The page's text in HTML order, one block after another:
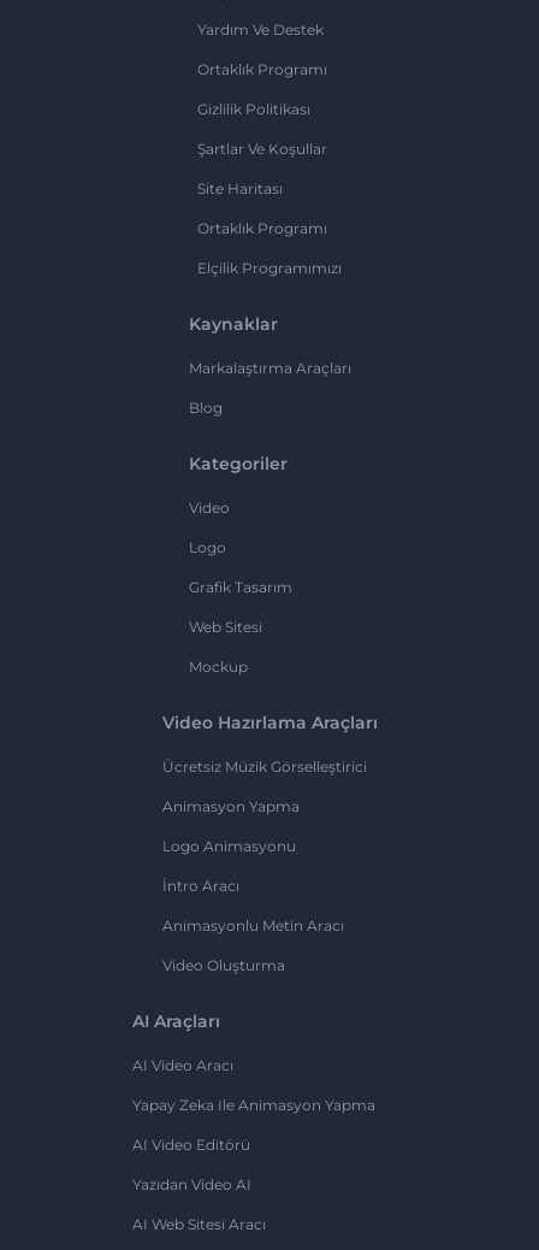
Yardım Ve Destek
Ortaklık Programı
Gizlilik Politikası
Şartlar Ve Koşullar
Site Haritası
Ortaklık Programı
Elçilik Programımızı
Kaynaklar
Markalaştırma Araçları
Blog
Kategoriler
Video
Logo
Grafik Tasarım
Web Sitesi
Mockup
Video Hazırlama Araçları
Ücretsiz Müzik Görselleştirici
Animasyon Yapma
Logo Animasyonu
İntro Aracı
Animasyonlu Metin Aracı
Video Oluşturma
AI Araçları
AI Video Aracı
Yapay Zeka Ile Animasyon Yapma
AI Video Editörü
Yazıdan Video AI
AI Web Sitesi Aracı